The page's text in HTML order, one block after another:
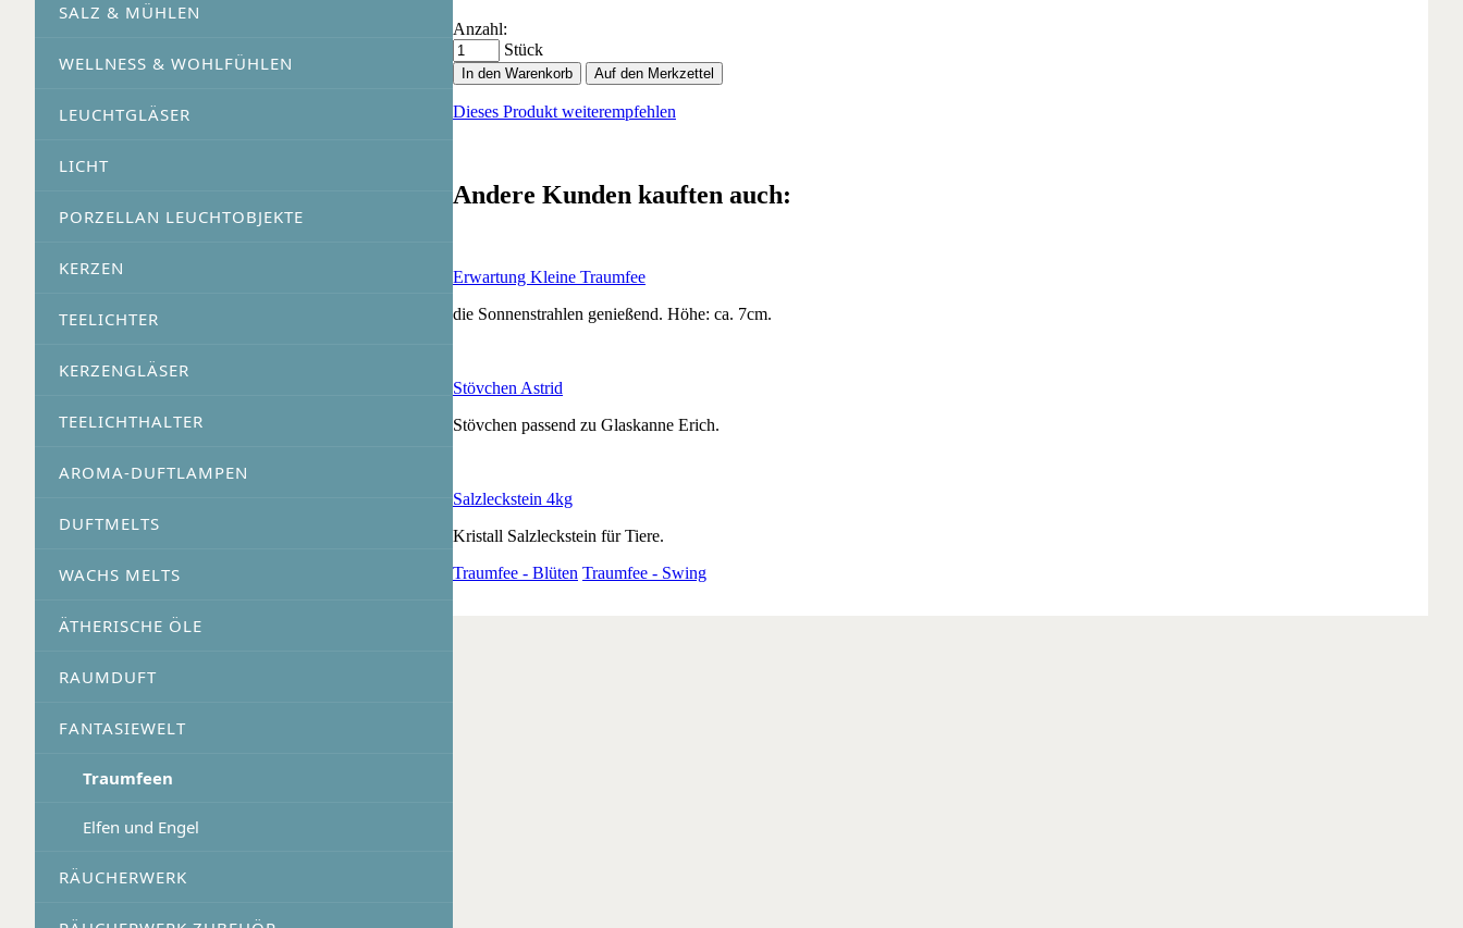
SALZ & MÜHLEN
WELLNESS & WOHLFÜHLEN
LEUCHTGLÄSER
LICHT
PORZELLAN LEUCHTOBJEKTE
KERZEN
TEELICHTER
KERZENGLÄSER
TEELICHTHALTER
AROMA-DUFTLAMPEN
DUFTMELTS
WACHS MELTS
ÄTHERISCHE ÖLE
RAUMDUFT
FANTASIEWELT
Traumfeen
Elfen und Engel
RÄUCHERWERK
Anzahl:
Stück
In den Warenkorb Auf den Merkzettel
Dieses Produkt weiterempfehlen
Andere Kunden kauften auch:
Erwartung Kleine Traumfee
die Sonnenstrahlen genießend. Höhe: ca. 7cm.
Stövchen Astrid
Stövchen passend zu Glaskanne Erich.
Salzleckstein 4kg
Kristall Salzleckstein für Tiere.
Traumfee - Blüten Traumfee - Swing